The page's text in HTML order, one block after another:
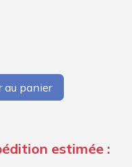
au panier
estimée :